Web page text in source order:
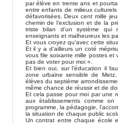
par élève en trente ans et
entre enfants de milieux
défavorisées. Deux cent mille
chemin de l’exclusion et de la
triste bilan d’un système qui
enseignants et malheureux les
Et vous croyez qu’avec cette
Et il y a d’ailleurs un coté
vous file soixante mille postes et
pas de voter pour moi ».
Et bien oui, sur l’éducation il
zone urbaine sensible de
élèves du septième
même chance de réussir et de
Et cela passe pour moi par une
aux établissements comme
programme, la pédagogie,
la situation de chaque public
Un contrat entre chaque école